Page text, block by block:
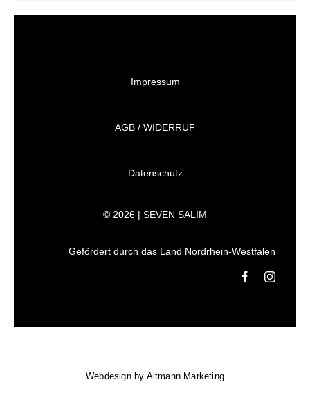
Impressum
AGB / WIDERRUF
Datenschutz
© 2026 | SEVEN SALIM
Gefördert durch das Land Nordrhein-Westfalen
Webdesign by Altmann Marketing